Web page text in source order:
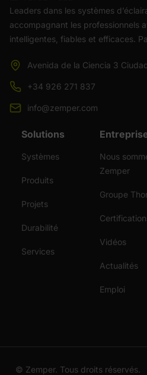
Leaders dans les systèmes
accompagnant les professionnels
intelligentes, fiables et efficaces.
Avenida de la Ciencia 3
+34 926 271 837
info@zemper.com
Solutions
Systèmes
Produits
Projets
Durabilité
Services
Nous
Zemper
Groupe
Vidéos
Actualités
Emploi
© Zemper. Tous droits réservés.